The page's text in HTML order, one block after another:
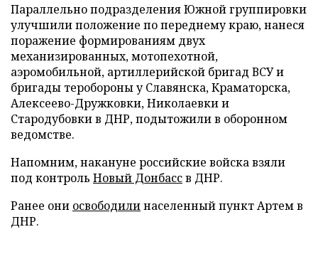
Параллельно подразделения Южной группировки
улучшили положение по переднему краю, нанеся
поражение формированиям двух
механизированных, мотопехотной,
аэромобильной, артиллерийской бригад ВСУ и
бригады теробороны у Славянска, Краматорска,
Алексеево-Дружковки, Николаевки и
Стародубовки в ДНР, подытожили в оборонном
ведомстве.
Напомним, накануне российские войска взяли
под контроль Новый Донбассв ДНР.
Ранее они освободилинаселенный пункт Артем в
ДНР.